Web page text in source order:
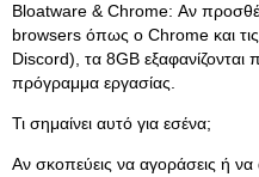
Bloatware & Chrome: Αν
browsers όπως ο Chrome και
Discord), τα 8GB εξαφανίζονται
πρόγραμμα εργασίας.
Τι σημαίνει αυτό για εσένα;
Αν σκοπεύεις να αγοράσεις ή